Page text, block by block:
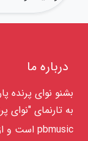
درباره ما
بشنو نوای پرنده
به تارنمای